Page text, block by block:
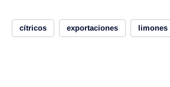
cítricos exportaciones limones